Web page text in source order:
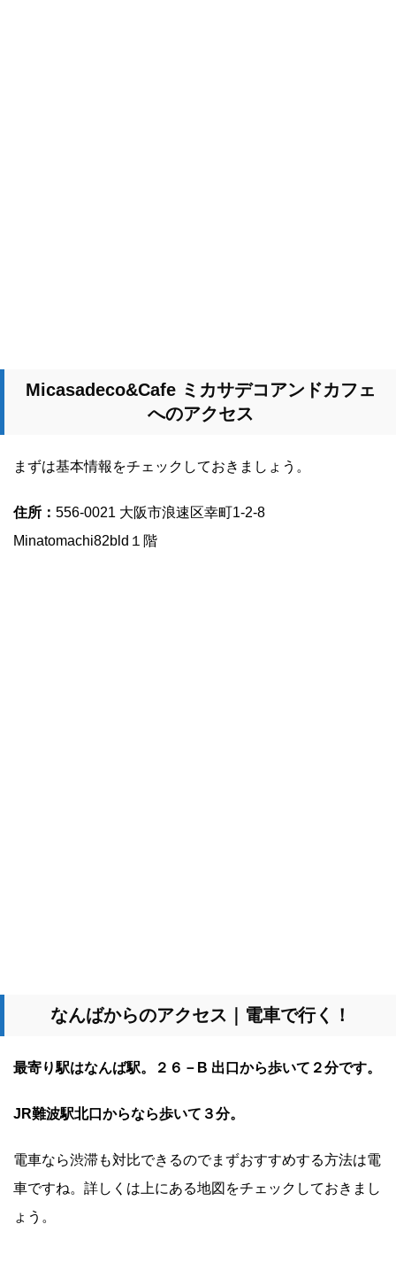
Micasadeco&Cafeミカサデコアンドカフェ
へのアクセス
まずは基本情報をチェックしておきましょう。
住所： 556-0021 大阪市浪速区幸町1-2-8
Minatomachi82bld１階
なんばからのアクセス｜電車で行く！
最寄り駅はなんば駅。２６－B 出口から歩いて２分です。
JR難波駅北口からなら歩いて３分。
電車なら渋滞も対比できるのでまずおすすめする方法は電
車ですね。詳しくは上にある地図をチェックしておきまし
ょう。